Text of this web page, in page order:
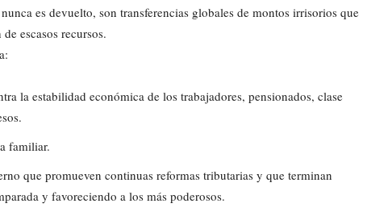
es devuelto, son transferencias globales de montos irrisorios que
escasos recursos.
la estabilidad económica de los trabajadores, pensionados, clase
familiar.
que promueven continuas reformas tributarias y que terminan
y favoreciendo a los más poderosos.